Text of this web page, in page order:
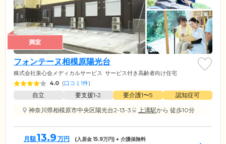
満室
フォンテーヌ相模原陽光台
株式会社泉心会メディカルサービス サービス付き高齢者向け住宅
4.0 (口コミ1件)
自立 要支援1•2 要介護1〜5
認知症可
神奈川県相模原市中央区陽光台2-13-3
上溝駅から 徒歩10分
月額13.9 万円 (入居金15.9万円) + 介護保険料